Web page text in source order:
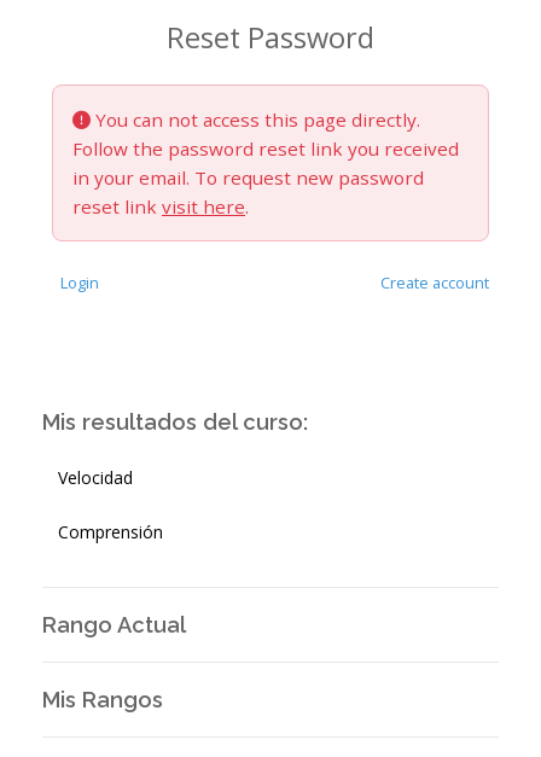
Reset Password
You can not access this page directly.
Follow the password reset link you received
in your email. To request new password
reset link visit here.
Login Create account
Mis resultados del curso:
Velocidad
Comprensión
Rango Actual
Mis Rangos